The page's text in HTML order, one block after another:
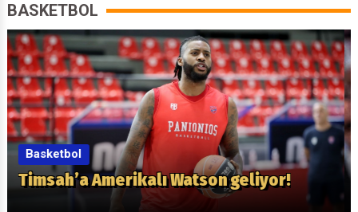
BASKETBOL
Basketbol
Bursaspor Brandon Taylor’la